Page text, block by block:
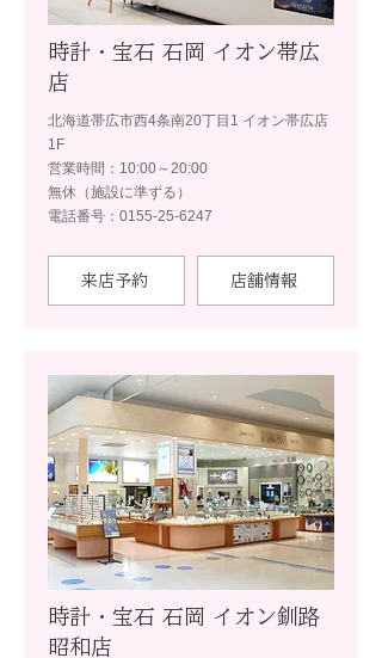
時計・宝石 石岡 イオン帯広
店
北海道帯広市西4条南20丁目1 イオン帯広店
1F
営業時間：10:00～20:00
無休（施設に準ずる）
電話番号：0155-25-6247
来店予約 店舗情報
時計・宝石 石岡 イオン釧路
昭和店